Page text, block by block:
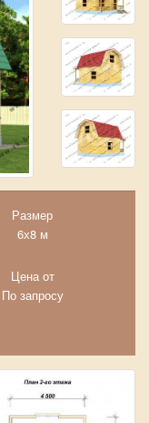
Размер
6х8 м
Цена от
По запросу